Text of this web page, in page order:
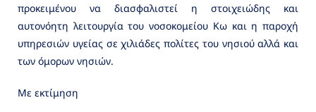
προκειμένου να διασφαλιστεί η στοιχειώδης και
αυτονόητη λειτουργία του νοσοκομείου Κω και η παροχή
υπηρεσιών υγείας σε χιλιάδες πολίτες του νησιού αλλά και
των όμορων νησιών.
Με εκτίμηση